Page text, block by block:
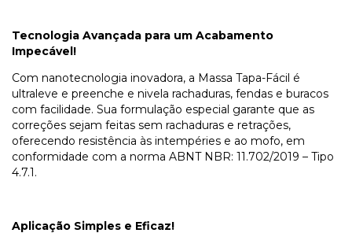
Tecnologia Avançada para um Acabamento
Impecável!
Com nanotecnologia inovadora, a Massa Tapa-Fácil é
ultraleve e preenche e nivela rachaduras, fendas e buracos
com facilidade. Sua formulação especial garante que as
correções sejam feitas sem rachaduras e retrações,
oferecendo resistência às intempéries e ao mofo, em
conformidade com a norma ABNT NBR: 11.702/2019 – Tipo
4.7.1.
Aplicação Simples e Eficaz!